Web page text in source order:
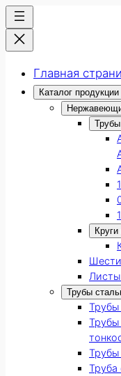
Главная
Каталог продукции
Трубы
Трубы
Труба